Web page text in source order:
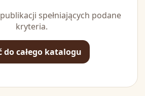
spełniających podane
kryteria.
do całego katalogu